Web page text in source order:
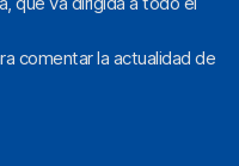
comentar la actualidad de